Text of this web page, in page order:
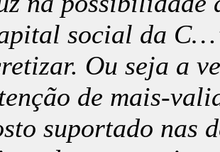
social da
Ou seja a
de mais-
suportado nas